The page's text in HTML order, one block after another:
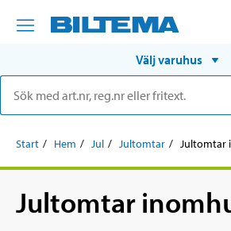
Välj varuhus
Start Hem Jul Jultomtar Jultomtar
Jultomtar